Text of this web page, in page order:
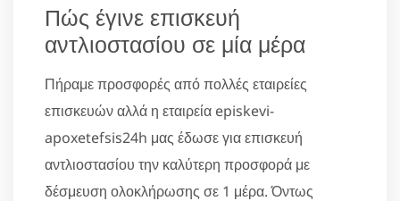
Πώς έγινε επισκευή
αντλιοστασίου σε μία μέρα
Πήραμε προσφορές από πολλές εταιρείες
επισκευών αλλά η εταιρεία episkevi-
apoxetefsis24h μας έδωσε για επισκευή
αντλιοστασίου την καλύτερη προσφορά με
δέσμευση ολοκλήρωσης σε 1 μέρα. Όντως